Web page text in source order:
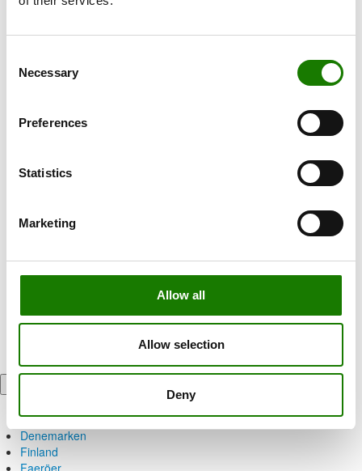
Selection
Necessary
Preferences
Statistics
Marketing
Allow all
Allow selection
Deny
China
Denemarken
Finland
Faeröer